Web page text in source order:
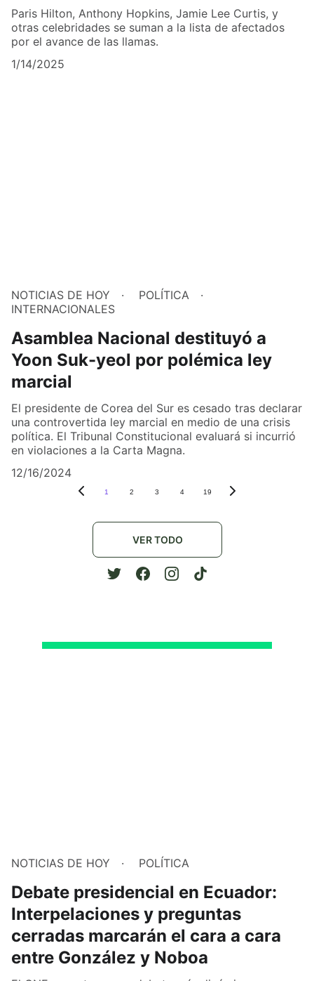
Paris Hilton, Anthony Hopkins, Jamie Lee Curtis, y
otras celebridades se suman a la lista de afectados
por el avance de las llamas.
1/14/2025
NOTICIAS DE HOY
POLÍTICA
INTERNACIONALES
Asamblea Nacional destituyó a
Yoon Suk-yeol por polémica ley
marcial
El presidente de Corea del Sur es cesado tras declarar
una controvertida ley marcial en medio de una crisis
política. El Tribunal Constitucional evaluará si incurrió
en violaciones a la Carta Magna.
12/16/2024
1 2 3 4 19
VER TODO
NOTICIAS DE HOY POLÍTICA
Debate presidencial en Ecuador:
Interpelaciones y preguntas
cerradas marcarán el cara a cara
entre González y Noboa